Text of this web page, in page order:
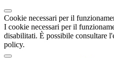
Cookie necessari per il
I cookie necessari per il
disabilitati. È possibile consultare
policy.